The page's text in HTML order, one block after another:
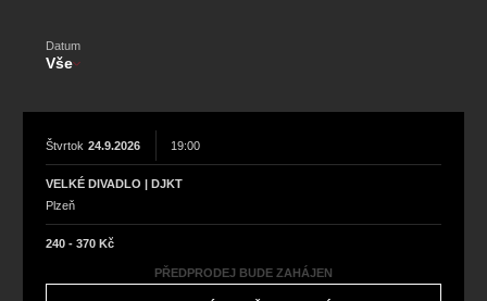
Datum
Vše
Štvrtok 24.9.2026 19:00
VELKÉ DIVADLO | DJKT
Plzeň
240 - 370 Kč
PŘEDPRODEJ BUDE ZAHÁJEN
djkt